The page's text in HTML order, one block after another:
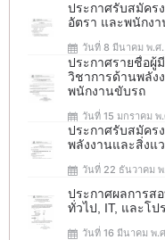
ประกาศรับสมัคร
อัตรา และพนักง
วันที่ 8 มีนาคม พ.ศ
ประกาศรายชื่อผู้
วิชาการด้านพลัง
พนักงานขับรถ
วันที่ 15 มกราคม พ
ประกาศรับสมัคร
พลังงานและสิ่งแ
วันที่ 22 ธันวาคม
ประกาศผลการส
ทั่วไป, IT, และโป
วันที่ 16 มีนาคม พ.